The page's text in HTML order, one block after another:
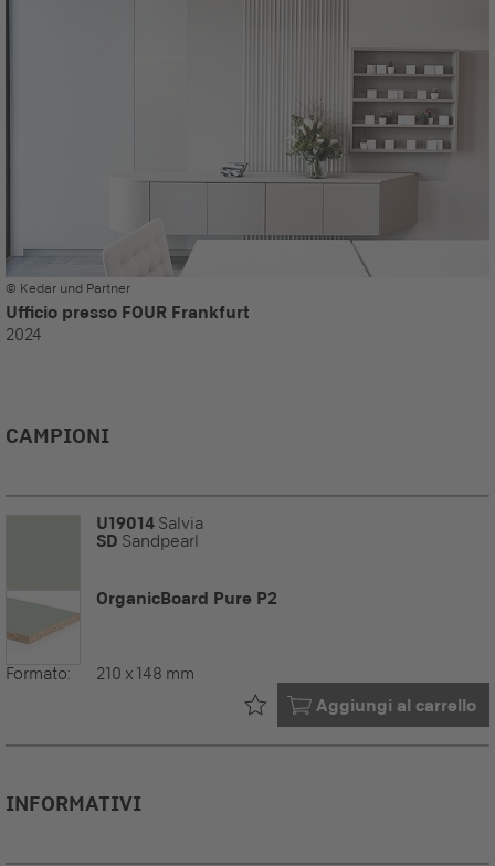
© Kedar und Partner
Ufficio presso FOUR Frankfurt
2024
CAMPIONI
U19014 Salvia
SD Sandpearl
OrganicBoard Pure P2
Formato: 210 x 148 mm
Aggiungi al carrello
Già nel tuo
INFORMATIVI